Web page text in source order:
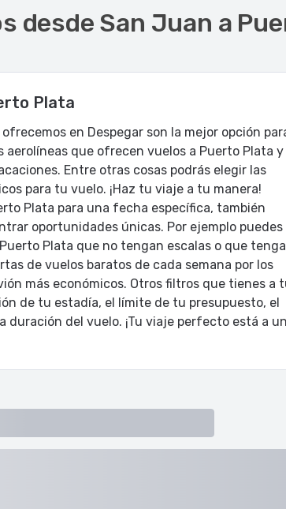
desde San Juan a
Plata
en Despegar son la mejor opción
que ofrecen vuelos a Puerto Plata y
Entre otras cosas podrás elegir las
para tu vuelo. ¡Haz tu viaje a tu manera!
Plata para una fecha específica, también
oportunidades únicas. Por ejemplo puedes
Plata que no tengan escalas o que
de vuelos baratos de cada semana por los
más económicos. Otros filtros que tienes a
de tu estadía, el límite de tu presupuesto, el
del vuelo. ¡Tu viaje perfecto está a un